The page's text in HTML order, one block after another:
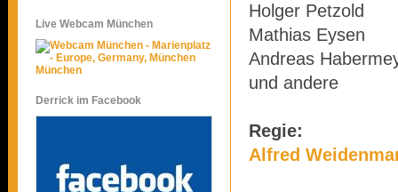
Live Webcam München
München
Derrick im Facebook
Holger Petzold
Mathias Eysen
Andreas
und andere
Regie:
Alfred